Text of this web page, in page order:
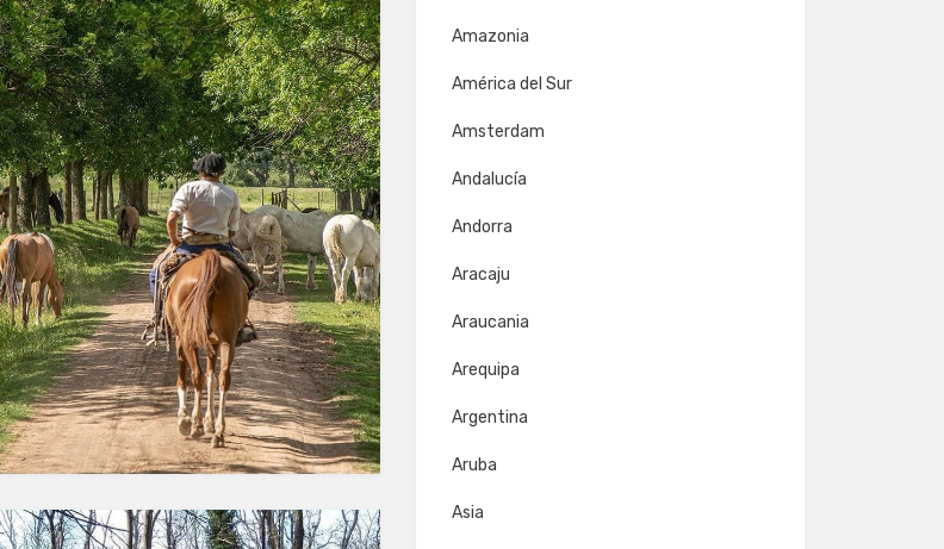
Amazonia
América del Sur
Amsterdam
Andalucía
Andorra
Aracaju
Araucania
Arequipa
Argentina
Aruba
Asia